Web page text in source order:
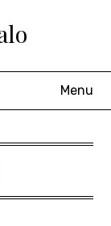
Menu